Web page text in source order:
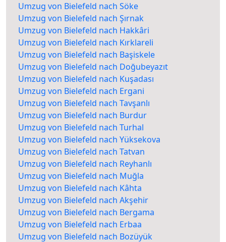
Umzug von Bielefeld nach Söke
Umzug von Bielefeld nach Şırnak
Umzug von Bielefeld nach Hakkâri
Umzug von Bielefeld nach Kırklareli
Umzug von Bielefeld nach Başiskele
Umzug von Bielefeld nach Doğubeyazıt
Umzug von Bielefeld nach Kuşadası
Umzug von Bielefeld nach Ergani
Umzug von Bielefeld nach Tavşanlı
Umzug von Bielefeld nach Burdur
Umzug von Bielefeld nach Turhal
Umzug von Bielefeld nach Yüksekova
Umzug von Bielefeld nach Tatvan
Umzug von Bielefeld nach Reyhanlı
Umzug von Bielefeld nach Muğla
Umzug von Bielefeld nach Kâhta
Umzug von Bielefeld nach Akşehir
Umzug von Bielefeld nach Bergama
Umzug von Bielefeld nach Erbaa
Umzug von Bielefeld nach Bozüyük